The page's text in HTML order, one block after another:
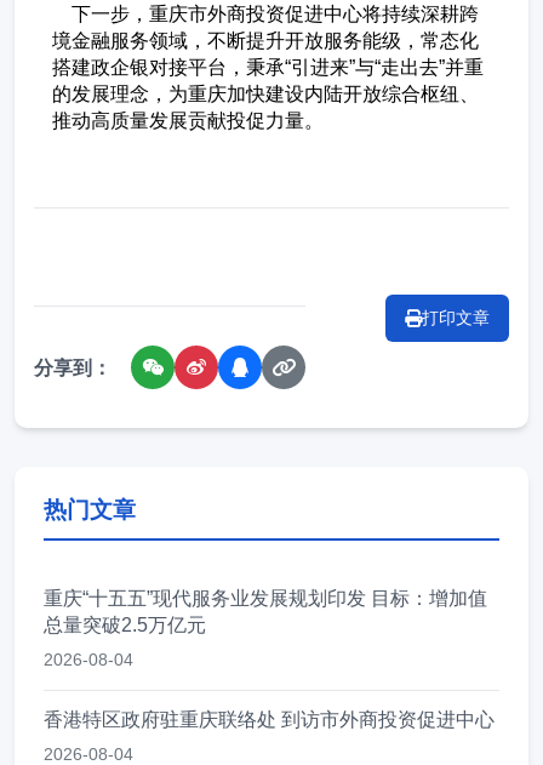
下一步，重庆市外商投资促进中心将持续深耕跨
境金融服务领域，不断提升开放服务能级，常态化
搭建政企银对接平台，秉承“引进来”与“走出去”并重
的发展理念，为重庆加快建设内陆开放综合枢纽、
推动高质量发展贡献投促力量。
分享到：
打印文章
热门文章
重庆“十五五”现代服务业发展规划印发 目标：增加值
总量突破2.5万亿元
2026-08-04
香港特区政府驻重庆联络处 到访市外商投资促进中心
2026-08-04